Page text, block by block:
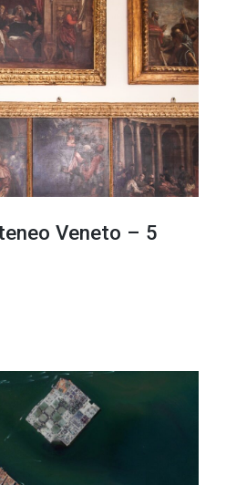
Veneto – 5